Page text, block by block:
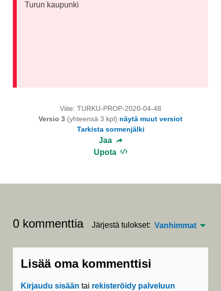
Turun kaupunki
Viite: TURKU-PROP-2020-04-48
Versio 3 (yhteensä 3 kpl) näytä muut versiot
Tarkista sormenjälki
Jaa
Upota
0 kommenttia Järjestä tulokset: Vanhimmat
Lisää oma kommenttisi
Kirjaudu sisään tai rekisteröidy palveluun